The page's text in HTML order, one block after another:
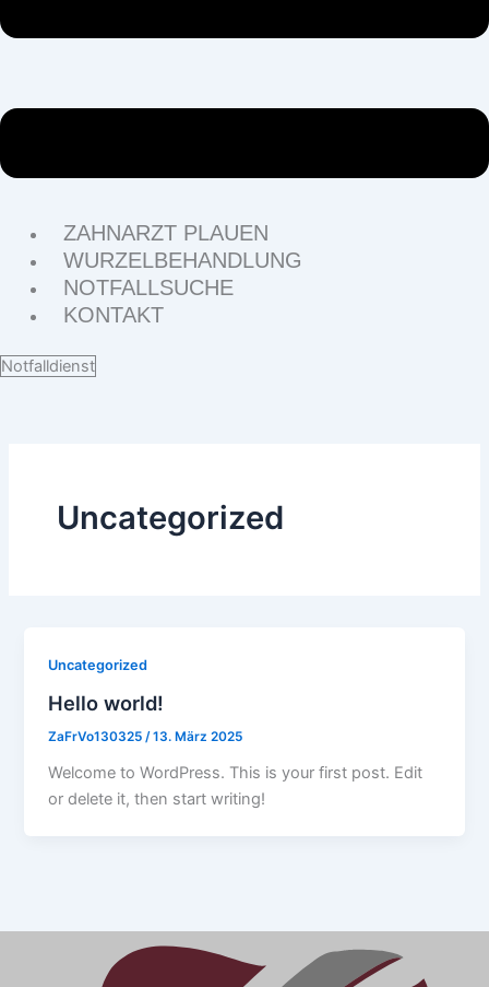
ZAHNARZT PLAUEN
WURZELBEHANDLUNG
NOTFALLSUCHE
KONTAKT
Notfalldienst
Uncategorized
Uncategorized
Hello world!
ZaFrVo130325/13. März 2025
Welcome to WordPress. This is your first post. Edit
or delete it, then start writing!